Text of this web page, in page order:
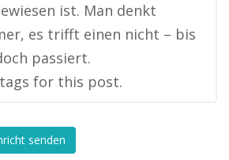
ist. Man denkt
es trifft einen nicht – bis
passiert.
for this post.
senden